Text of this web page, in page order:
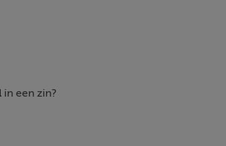
in een zin?